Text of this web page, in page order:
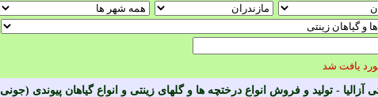
آزالیا - تولید و فروش انواع درختچه ها و گلهای زینتی و انواع گیاهان پیوندی (جونی